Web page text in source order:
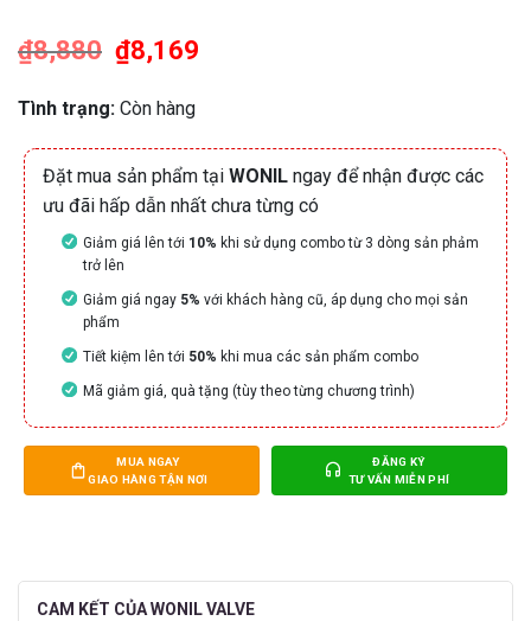
₫8,880 Giá
gốc
₫8,880.
₫8,169
Tình trạng: Còn hàng
Đặt mua sản phẩm tại WONIL ngay để nhận được các
ưu đãi hấp dẫn nhất chưa từng có
Giảm giá lên tới 10% khi sử dụng combo từ 3 dòng sản phảm
trở lên
Giảm giá ngay 5% với khách hàng cũ, áp dụng cho mọi sản
phẩm
Tiết kiệm lên tới 50% khi mua các sản phẩm combo
Mã giảm giá, quà tặng (tùy theo từng chương trình)
MUA NGAY
GIAO HÀNG TẬN NƠI
ĐĂNG KÝ
TƯ VẤN MIỄN PHÍ
CAM KẾT CỦA WONIL VALVE